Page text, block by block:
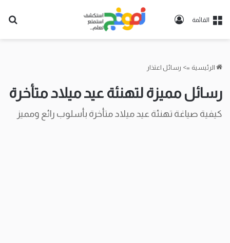
القائمة
تسجيل
الرئيسية => رسائل اعتذار
رسائل مميزة لتهنئة عيد ميلاد متأخرة
كيفية صياغة تهنئة عيد ميلاد متأخرة بأسلوب رائع ومميز